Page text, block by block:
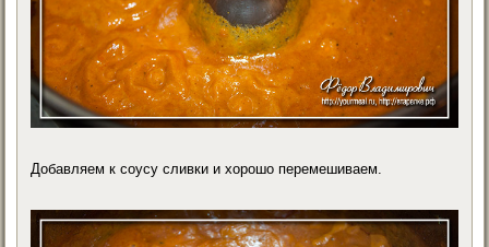
Добавляем к соусу сливки и хорошо перемешиваем.